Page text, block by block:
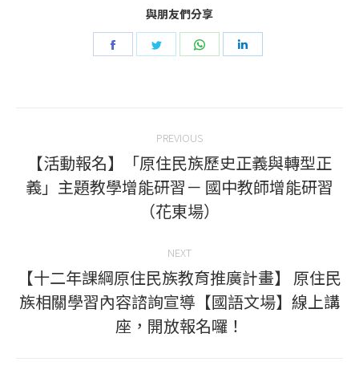
與朋友們分享
Share
Share
Share
navigation
PREVIOUS
Previous
post:
【活動報名】「原住民族歷史正義與轉型正
義」主題教學增能研習－ 國中教師增能研習
（花東場）
NEXT
Next
post:
【十二年課綱原住民族教育推廣計畫】 原住民
族相關學習內容諮詢宣導【國語文場】線上講
座，開放報名囉！